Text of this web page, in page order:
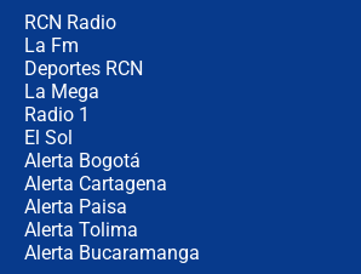
RCN Radio
La Fm
Deportes RCN
La Mega
Radio 1
El Sol
Alerta Bogotá
Alerta Cartagena
Alerta Paisa
Alerta Tolima
Alerta Bucaramanga